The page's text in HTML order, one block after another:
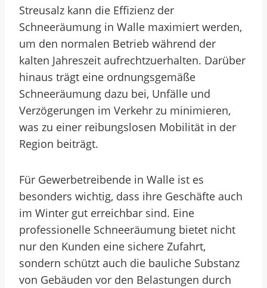
Streusalz kann die Effizienz der
Schneeräumung in Walle maximiert werden,
um den normalen Betrieb während der
kalten Jahreszeit aufrechtzuerhalten. Darüber
hinaus trägt eine ordnungsgemäße
Schneeräumung dazu bei, Unfälle und
Verzögerungen im Verkehr zu minimieren,
was zu einer reibungslosen Mobilität in der
Region beiträgt.
Für Gewerbetreibende in Walle ist es
besonders wichtig, dass ihre Geschäfte auch
im Winter gut erreichbar sind. Eine
professionelle Schneeräumung bietet nicht
nur den Kunden eine sichere Zufahrt,
sondern schützt auch die bauliche Substanz
von Gebäuden vor den Belastungen durch